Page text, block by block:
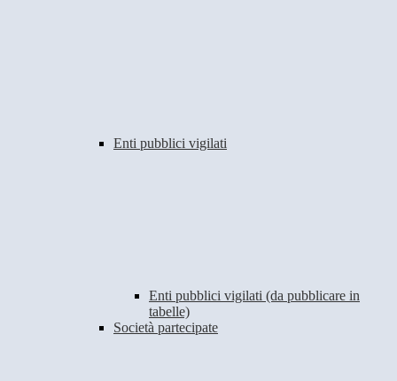
Enti pubblici vigilati
Enti pubblici vigilati (da pubblicare in
tabelle)
Società partecipate